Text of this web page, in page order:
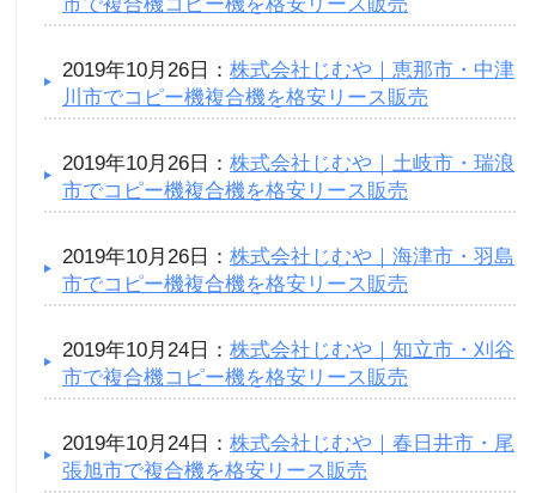
2019年10月26日： 株式会社じむや｜恵那市・中津
川市でコピー機複合機を格安リース販売
2019年10月26日： 株式会社じむや｜土岐市・瑞浪
市でコピー機複合機を格安リース販売
2019年10月26日： 株式会社じむや｜海津市・羽島
市でコピー機複合機を格安リース販売
2019年10月24日： 株式会社じむや｜知立市・刈谷
市で複合機コピー機を格安リース販売
2019年10月24日： 株式会社じむや｜春日井市・尾
張旭市で複合機を格安リース販売